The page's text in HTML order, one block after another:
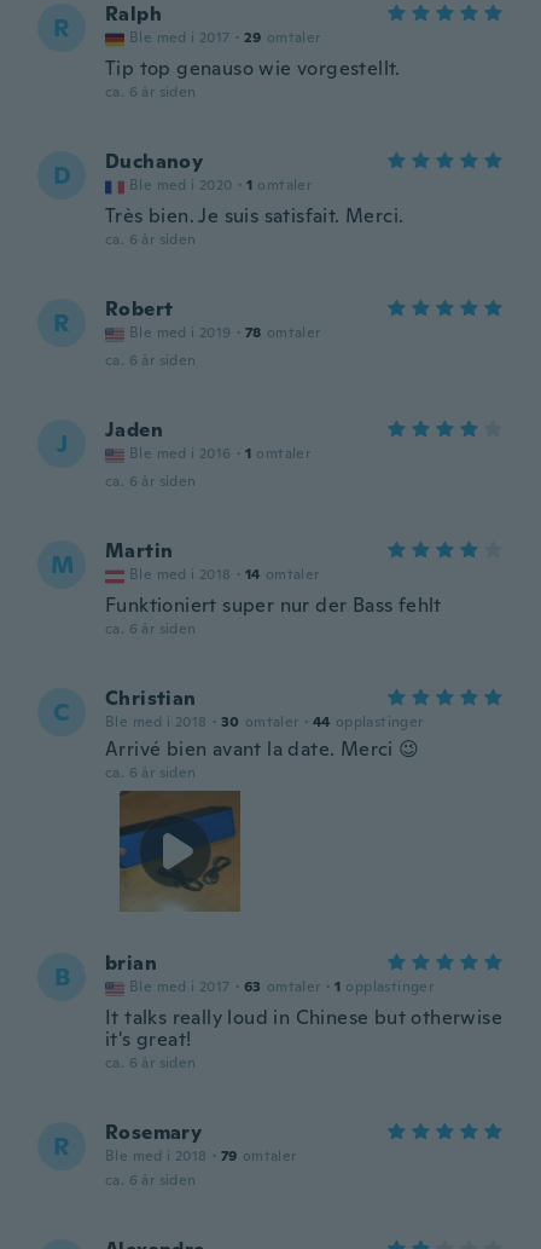
R Ralph
Ble med i 2017 · 29 omtaler
Tip top genauso wie vorgestellt.
ca. 6 år siden
D Duchanoy
Ble med i 2020 · 1 omtaler
Très bien. Je suis satisfait. Merci.
ca. 6 år siden
R Robert
Ble med i 2019 · 78 omtaler
ca. 6 år siden
J Jaden
Ble med i 2016 · 1 omtaler
ca. 6 år siden
M Martin
Ble med i 2018 · 14 omtaler
Funktioniert super nur der Bass fehlt
ca. 6 år siden
C Christian
Ble med i 2018 · 30 omtaler · 44 opplastinger
Arrivé bien avant la date. Merci 😉
ca. 6 år siden
B brian
Ble med i 2017 · 63 omtaler · 1 opplastinger
It talks really loud in Chinese but otherwise
it's great!
ca. 6 år siden
R Rosemary
Ble med i 2018 · 79 omtaler
ca. 6 år siden